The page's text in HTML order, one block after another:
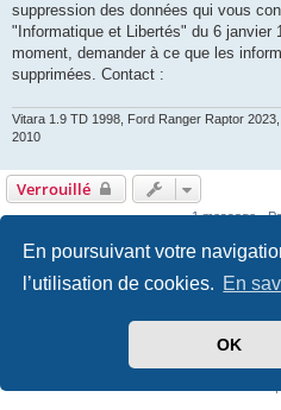
En poursuivant votre
l’utilisation de cookies. En
OK
suppression des données qui vous
"Informatique et Libertés" du 6 janvier
moment, demander à ce que les
supprimées. Contact :
Vitara 1.9 TD 1998, Ford Ranger Raptor
2010
Verrouillé
1 message •
phpBB ® Forum